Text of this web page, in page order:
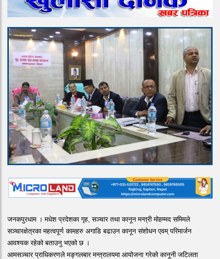
जनकपुरधाम । मधेश प्रदेशका गृह, सञ्चार तथा कानून मन्त्री मोहम्मद समिमले
सञ्चारक्षेत्रका महत्वपूर्ण कामहरु अगाडि बढाउन कानून संशोधन एवम् परिमार्जन
आवश्यक रहेको बताउनु भएको छ ।
आमसञ्चार प्राधिकरणले मङ्गलबार मन्त्रालयमा आयोजना गरेको कानूनी जटिलता